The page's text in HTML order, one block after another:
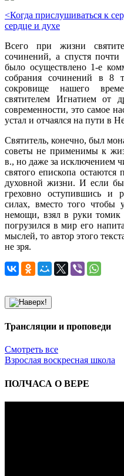
<Когда прислушиваться к
сердце и духе
Всего при жизни
сочинений, а спустя почти
было осуществлено 1-е
собрания сочинений в 8
сокровище нашего
святителем Игнатием от
современности, это самое
устал и отчаялся на пути в
Святитель, конечно, был
советы не применимы к
в., но даже за исключением
святого епископа
духовной жизни. И если
греховно оступившись и
силах, вместо того чтобы
немощи, взял в руки томик
погрузился в мир его
мыслей, то автор этого
не зря.
Трансляции и проповеди
Смотреть все
Взрослая воскресная школа
ПОЛЧАСА О ВЕРЕ